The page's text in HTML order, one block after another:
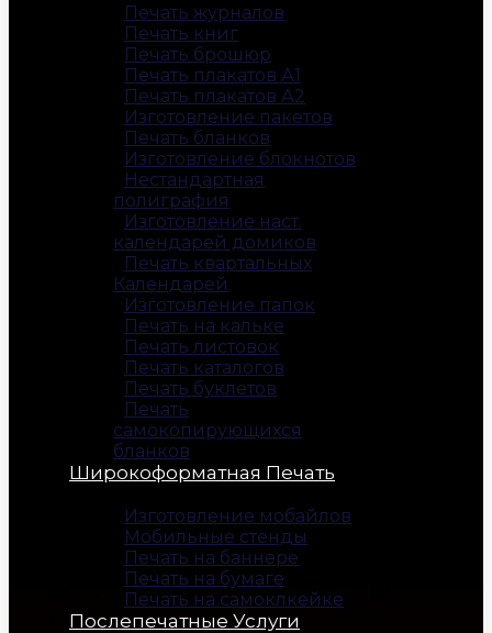
Печать журналов
Печать книг
Печать брошюр
Печать плакатов А1
Печать плакатов А2
Изготовление пакетов
Печать бланков
Изготовление блокнотов
Нестандартная
полиграфия
Изготовление наст.
календарей домиков
Печать квартальных
Календарей
Изготовление папок
Печать на кальке
Печать листовок
Печать каталогов
Печать буклетов
Печать
самокопирующихся
бланков
Широкоформатная Печать
Изготовление мобайлов
Мобильные стенды
Печать на баннере
Печать на бумаге
Печать на самоклкейке
Послепечатные Услуги